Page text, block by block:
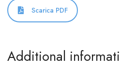
Scarica PDF
Additional